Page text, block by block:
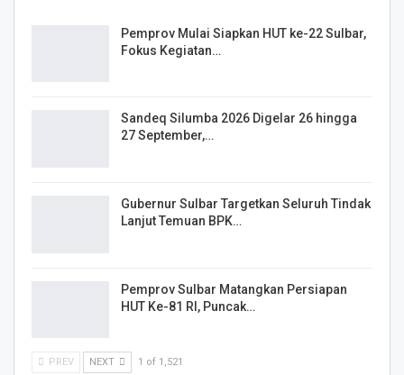
Pemprov Mulai Siapkan HUT ke-22 Sulbar,
Fokus Kegiatan…
Sandeq Silumba 2026 Digelar 26 hingga
27 September,…
Gubernur Sulbar Targetkan Seluruh Tindak
Lanjut Temuan BPK…
Pemprov Sulbar Matangkan Persiapan
HUT Ke-81 RI, Puncak…
PREV NEXT 1 of 1,521